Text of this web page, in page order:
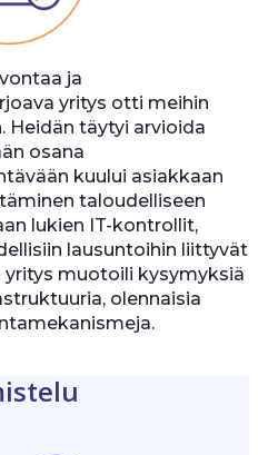
ja
yritys otti meihin
Heidän täytyi arvioida
osana
kuului asiakkaan
taloudelliseen
lukien IT-kontrollit,
lausuntoihin liittyvät
muotoili kysymyksiä
olennaisia